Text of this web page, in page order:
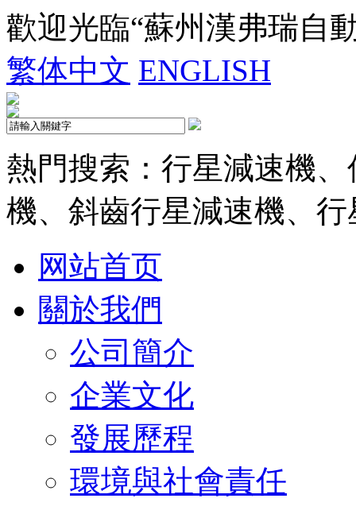
歡迎光臨“蘇州漢弗瑞自
繁体中文 ENGLISH
熱門搜索：行星減速機
機、斜齒行星減速機、
网站首页
關於我們
公司簡介
企業文化
發展歷程
環境與社會責任